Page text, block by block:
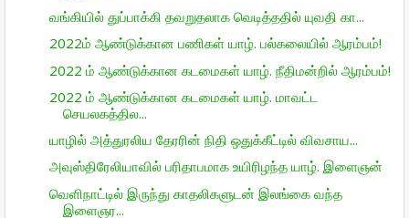
வங்கியில் துப்பாக்கி தவறுதலாக வெடித்ததில் யுவதி கா...
2022ம் ஆண்டுக்கான பணிகள் யாழ். பல்கலையில் ஆரம்பம்!
2022 ம் ஆண்டுக்கான கடமைகள் யாழ். நீதிமன்றில் ஆரம்பம்!
2022 ம் ஆண்டுக்கான கடமைகள் யாழ். மாவட்ட
செயலகத்தில...
யாழில் அத்துரலிய தேரரின் நிதி ஒதுக்கீட்டில் விவசாய...
அவுஸ்திரேலியாவில் பரிதாபமாக உயிரிழந்த யாழ். இளைஞன்
வெளிநாட்டில் இருந்து காதலிகளுடன் இலங்கை வந்த
இளைஞர...